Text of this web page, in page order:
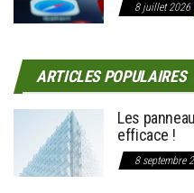
8 juillet 2026
ARTICLES POPULAIRES
Les
efficace !
8 septembre